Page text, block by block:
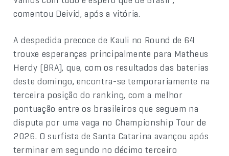
comentou Deivid, após a vitória.
A despedida precoce de Kauli no Round de 64
trouxe esperanças principalmente para Matheus
Herdy (BRA), que, com os resultados das baterias
deste domingo, encontra-se temporariamente na
terceira posição do ranking, com a melhor
pontuação entre os brasileiros que seguem na
disputa por uma vaga no Championship Tour de
2026. O surfista de Santa Catarina avançou após
terminar em segundo no décimo terceiro